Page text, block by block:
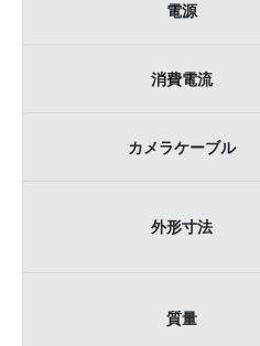
電源
消費電流
カメラケーブル
外形寸法
質量